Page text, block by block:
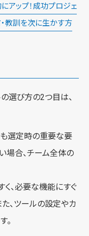
アップ！成功プロジェ
・教訓を次に生かす方
選び方の2つ目は、
選定時の重要な要
場合、チーム全体の
く、必要な機能にすぐ
、ツールの設定やカ
。